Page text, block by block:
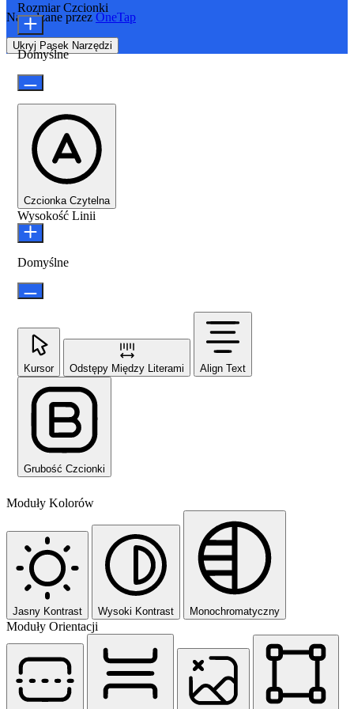
Napędzane przez OneTap
Ukryj Pasek Narzędzi
Rozmiar Czcionki
Domyślne
Czcionka Czytelna
Wysokość Linii
Domyślne
Kursor Odstępy Między Literami Align Text
Grubość Czcionki
Moduły Kolorów
Jasny Kontrast Wysoki Kontrast Monochromatyczny
Moduły Orientacji